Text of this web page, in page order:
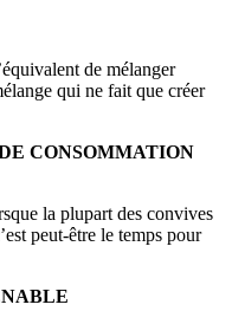
de mélanger
qui ne fait que créer
CONSOMMATION
la plupart des convives
peut-être le temps pour